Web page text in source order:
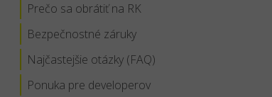
Prečo sa obrátiť na RK
Bezpečnostné záruky
Najčastejšie otázky (FAQ)
Ponuka pre developerov